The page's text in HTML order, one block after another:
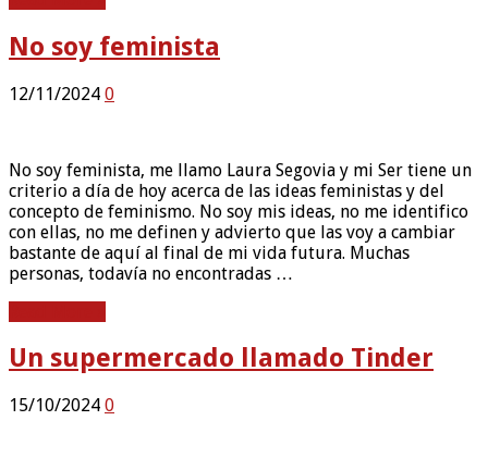
No soy feminista
12/11/2024 0
No soy feminista, me llamo Laura Segovia y mi Ser tiene un
criterio a día de hoy acerca de las ideas feministas y del
concepto de feminismo. No soy mis ideas, no me identifico
con ellas, no me definen y advierto que las voy a cambiar
bastante de aquí al final de mi vida futura. Muchas
personas, todavía no encontradas …
Un supermercado llamado Tinder
15/10/2024 0